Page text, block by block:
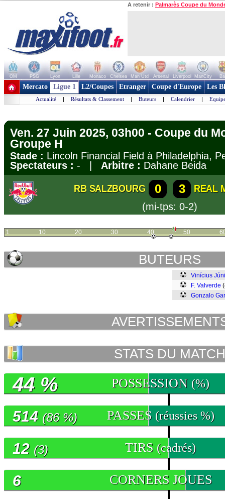
A retenir : Palmarès Coupe du
OM PSG Lyon Lille Monaco Chelsea Man Utd Arsenal Liverpool ManCity
+ de clubs
Mercato Ligue 1 L2/Coupes Etranger Coupe d'Europe Les
Actualité | Résultats & Classement | Buteurs | Calendrier |
Ven. 27 Juin 2025, 03h00 - Coupe du
Groupe H
Stade : Lincoln Financial Field à Philadelphia,
Spectateurs : - | Arbitre : Dahane Beida
RB SALZBOURG 0 3
REAL
(mi-tps: 0-2)
1 10 20 30 40 50
BUTEURS
Vinícius
F. Valverde
Gonzalo
STATS DU MATCH
POSSESSION (%)
44 %
PASSES (réussies %)
514 (86 %)
TIRS (cadrés)
12 (3)
CORNERS JOUES
6